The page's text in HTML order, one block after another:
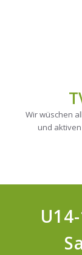
Wir wüschen
und